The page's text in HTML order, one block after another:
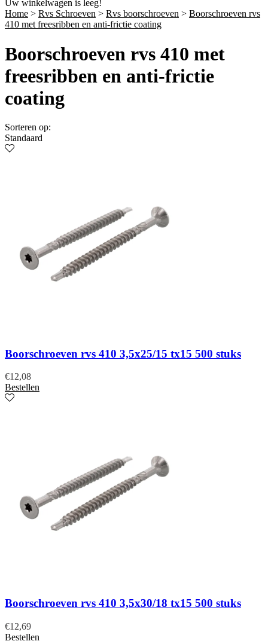
Uw winkelwagen is leeg!
Home > Rvs Schroeven > Rvs boorschroeven > Boorschroeven rvs
410 met freesribben en anti-frictie coating
Boorschroeven rvs 410 met
freesribben en anti-frictie
coating
Sorteren op:
Standaard
Boorschroeven rvs 410 3,5x25/15 tx15 500 stuks
€12,08
Bestellen
Boorschroeven rvs 410 3,5x30/18 tx15 500 stuks
€12,69
Bestellen